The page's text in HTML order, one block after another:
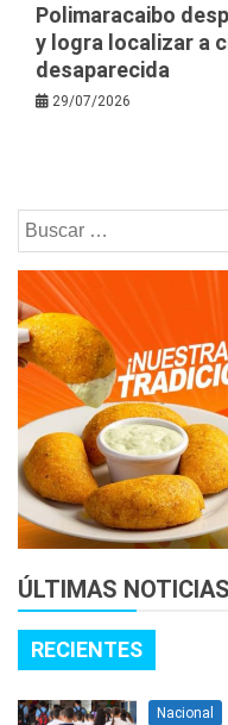
Polimaracaibo
y logra localizar a
desaparecida
29/07/2026
Buscar:
ÚLTIMAS NOTICIAS
RECIENTES
Nacional